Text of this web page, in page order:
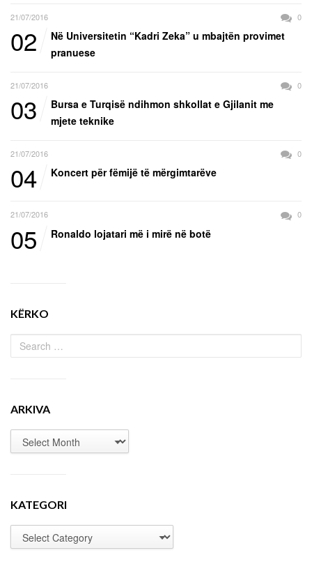
21/07/2016 0
02
Në Universitetin “Kadri Zeka” u mbajtën provimet
pranuese
21/07/2016 0
03
Bursa e Turqisë ndihmon shkollat e Gjilanit me
mjete teknike
21/07/2016 0
04 Koncert për fëmijë të mërgimtarëve
21/07/2016 0
05 Ronaldo lojatari më i mirë në botë
KËRKO
ARKIVA
KATEGORI